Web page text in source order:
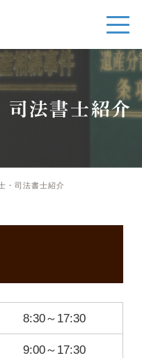
司法書士紹介
・司法書士紹介
8:30～17:30
9:00～17:30